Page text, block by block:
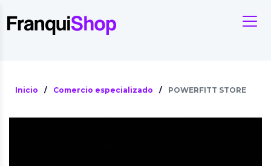
Inicio / Comercio especializado / POWERFITT STORE